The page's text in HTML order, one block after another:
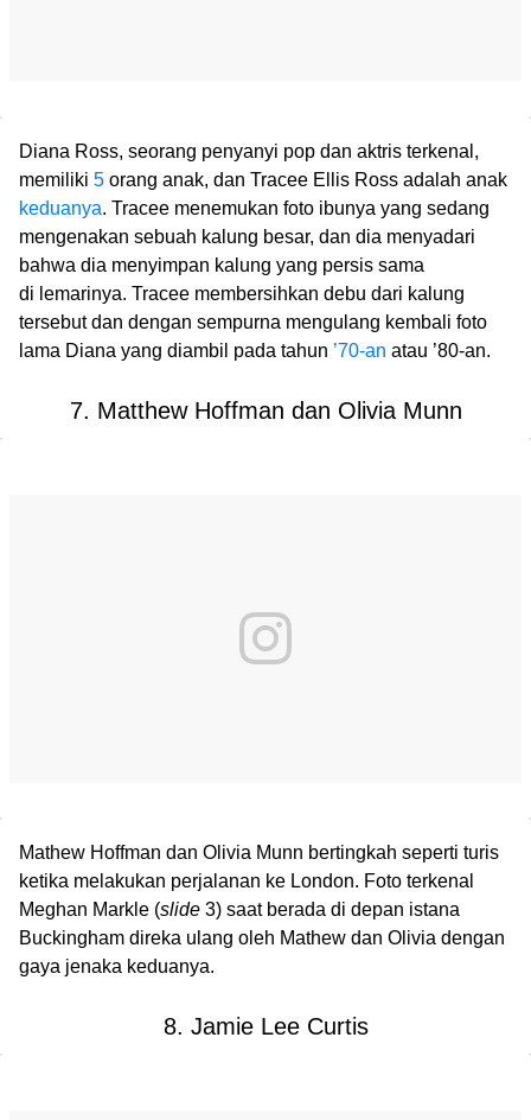
Diana Ross, seorang penyanyi pop dan aktris terkenal,
memiliki 5 orang anak, dan Tracee Ellis Ross adalah anak
keduanya. Tracee menemukan foto ibunya yang sedang
mengenakan sebuah kalung besar, dan dia menyadari
bahwa dia menyimpan kalung yang persis sama
di lemarinya. Tracee membersihkan debu dari kalung
tersebut dan dengan sempurna mengulang kembali foto
lama Diana yang diambil pada tahun ’70-an atau ’80-an.
7. Matthew Hoffman dan Olivia Munn
Mathew Hoffman dan Olivia Munn bertingkah seperti turis
ketika melakukan perjalanan ke London. Foto terkenal
Meghan Markle (slide 3) saat berada di depan istana
Buckingham direka ulang oleh Mathew dan Olivia dengan
gaya jenaka keduanya.
8. Jamie Lee Curtis